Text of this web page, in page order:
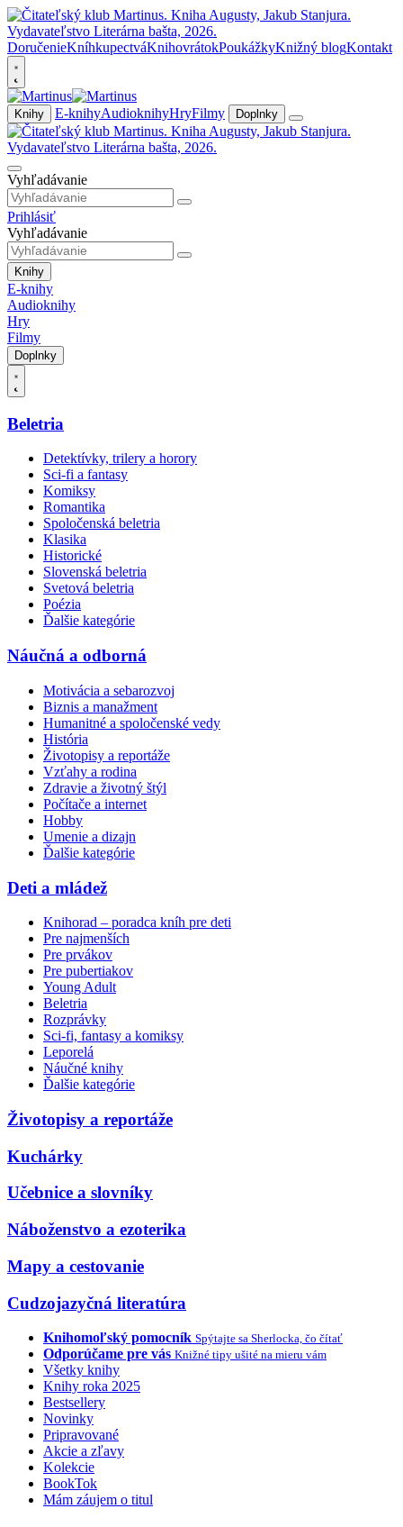
DoručenieKníhkupectváKnihovrátokPoukážkyKnižný blogKontakt
Knihy E-knihyAudioknihyHryFilmy Doplnky
Vyhľadávanie
Prihlásiť
Vyhľadávanie
Knihy
E-knihy
Audioknihy
Hry
Filmy
Doplnky
Beletria
Detektívky, trilery a horory
Sci-fi a fantasy
Komiksy
Romantika
Spoločenská beletria
Klasika
Historické
Slovenská beletria
Svetová beletria
Poézia
Ďalšie kategórie
Náučná a odborná
Motivácia a sebarozvoj
Biznis a manažment
Humanitné a spoločenské vedy
História
Životopisy a reportáže
Vzťahy a rodina
Zdravie a životný štýl
Počítače a internet
Hobby
Umenie a dizajn
Ďalšie kategórie
Deti a mládež
Knihorad – poradca kníh pre deti
Pre najmenších
Pre prvákov
Pre pubertiakov
Young Adult
Beletria
Rozprávky
Sci-fi, fantasy a komiksy
Leporelá
Náučné knihy
Ďalšie kategórie
Životopisy a reportáže
Kuchárky
Učebnice a slovníky
Náboženstvo a ezoterika
Mapy a cestovanie
Cudzojazyčná literatúra
Knihomoľský pomocník Spýtajte sa Sherlocka, čo čítať
Odporúčame pre vás Knižné tipy ušité na mieru vám
Všetky knihy
Knihy roka 2025
Bestsellery
Novinky
Pripravované
Akcie a zľavy
Kolekcie
BookTok
Mám záujem o titul